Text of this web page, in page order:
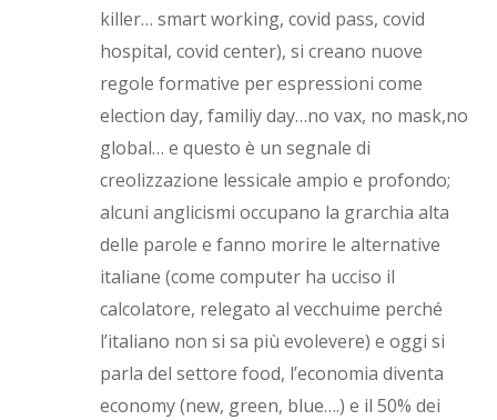
killer… smart working, covid pass, covid
hospital, covid center), si creano nuove
regole formative per espressioni come
election day, familiy day…no vax, no mask,no
global… e questo è un segnale di
creolizzazione lessicale ampio e profondo;
alcuni anglicismi occupano la grarchia alta
delle parole e fanno morire le alternative
italiane (come computer ha ucciso il
calcolatore, relegato al vecchuime perché
l’italiano non si sa più evolevere) e oggi si
parla del settore food, l’economia diventa
economy (new, green, blue….) e il 50% dei